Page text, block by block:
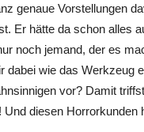
genaue Vorstellungen
Er hätte da schon alles
noch jemand, der es
dabei wie das Werkzeug
vor? Damit
Und diesen Horrorkunden